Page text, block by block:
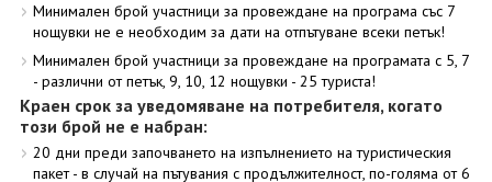
Минимален брой участници за провеждане на програма със 7
нощувки не е необходим за дати на отпътуване всеки петък!
Минимален брой участници за провеждане на програмата с 5, 7
- различни от петък, 9, 10, 12 нощувки - 25 туриста!
Краен срок за уведомяване на потребителя, когато
този брой не е набран:
20 дни преди започването на изпълнението на туристическия
пакет - в случай на пътувания с продължителност, по-голяма от 6